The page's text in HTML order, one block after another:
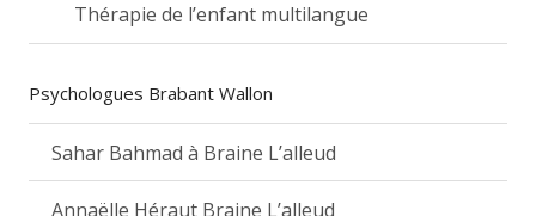
Thérapie de l’enfant multilangue
Psychologues Brabant Wallon
Sahar Bahmad à Braine L’alleud
Annaëlle Héraut Braine L’alleud